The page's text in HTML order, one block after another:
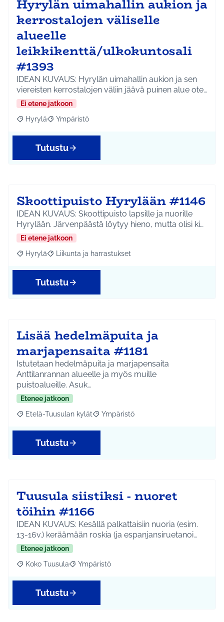
Hyrylän uimahallin aukion ja
kerrostalojen väliselle
alueelle
leikkikenttä/ulkokuntosali
#1393
IDEAN KUVAUS: Hyrylän uimahallin aukion ja sen
viereisten kerrostalojen väliin jäävä puinen alue ote…
Ei etene jatkoon
Rajaa tulokset aihepiirin mukaan: Hyrylä
Hyrylä Rajaa tulokset teeman mukaan: Ympäristö
Ympäristö
Tutustu
Skoottipuisto Hyrylään #1146
IDEAN KUVAUS: Skoottipuisto lapsille ja nuorille
Hyrylään. Järvenpäästä löytyy hieno, mutta olisi ki…
Ei etene jatkoon
Rajaa tulokset aihepiirin mukaan: Hyrylä
Hyrylä Rajaa tulokset teeman mukaan: Liikunta ja
Liikunta ja harrastukset
Tutustu
Lisää hedelmäpuita ja
marjapensaita #1181
Istutetaan hedelmäpuita ja marjapensaita
Anttilanrannan alueelle ja myös muille
puistoalueille. Asuk…
Etenee jatkoon
Rajaa tulokset aihepiirin mukaan: Etelä-Tuusulan kylät
Etelä-Tuusulan kylät Rajaa tulokset teeman mukaan:
Ympäristö
Tutustu
Tuusula siistiksi - nuoret
töihin #1166
IDEAN KUVAUS: Kesällä palkattaisiin nuoria (esim.
13-16v.) keräämään roskia (ja espanjansiruetanoi…
Etenee jatkoon
Rajaa tulokset aihepiirin mukaan: Koko Tuusula
Koko Tuusula Rajaa tulokset teeman mukaan: Ympäristö
Ympäristö
Tutustu